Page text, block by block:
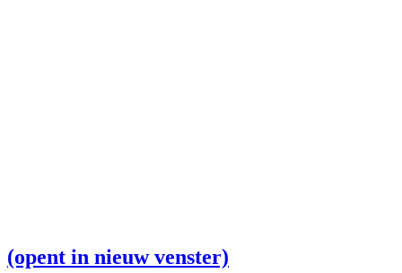
(opent in nieuw venster)